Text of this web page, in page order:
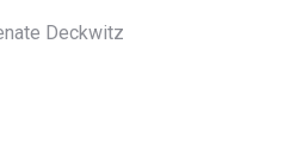
Deckwitz